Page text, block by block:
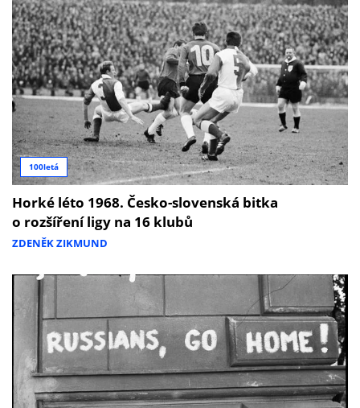
100letá
Horké léto 1968. Česko-slovenská bitka
o rozšíření ligy na 16 klubů
ZDENĚK ZIKMUND